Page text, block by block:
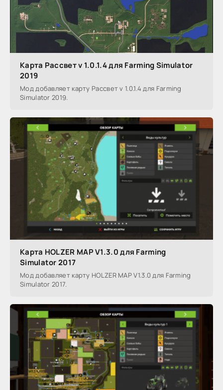
Карта Рассвет v 1.0.1.4 для Farming Simulator
2019
Мод добавляет карту Рассвет v 1.0.1.4 для Farming
Simulator 2019.
Карта HOLZER MAP V1.3.0 для Farming
Simulator 2017
Мод добавляет карту HOLZER MAP V1.3.0 для Farming
Simulator 2017.